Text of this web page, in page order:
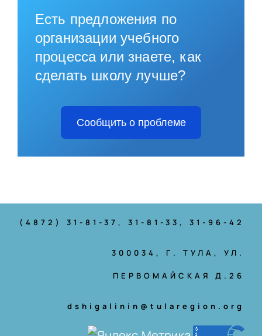
Есть предложения по
организации учебного
процесса или знаете, как
сделать школу лучше?
Сообщить о проблеме
(4872) 31-81-37, 31-81-33, 31-96-42
300034, Г. ТУЛА, УЛ.
ПЕРВОМАЙСКАЯ Д.26
dshigalinin@tularegion.org